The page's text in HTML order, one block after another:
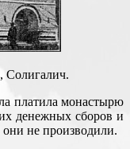
Солигалич.
платила монастырю
денежных сборов и
они не производили.